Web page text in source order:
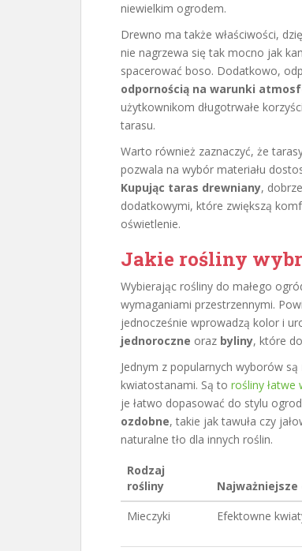
niewielkim ogrodem.
Drewno ma także właściwości,
nie nagrzewa się tak mocno jak
spacerować boso. Dodatkowo,
odpornością na warunki
użytkownikom długotrwałe
tarasu.
Warto również zaznaczyć, że
pozwala na wybór materiału
Kupując taras drewniany,
dodatkowymi, które zwiększą
oświetlenie.
Jakie rośliny
Wybierając rośliny do małego
wymaganiami przestrzennymi.
jednocześnie wprowadzą kolor i
jednoroczne oraz byliny, które
Jednym z popularnych wyborów są
kwiatostanami. Są to rośliny łatwe
je łatwo dopasować do stylu
ozdobne, takie jak tawuła czy
naturalne tło dla innych roślin.
Rodzaj
rośliny
Najważniejsze
Mieczyki
Efektowne